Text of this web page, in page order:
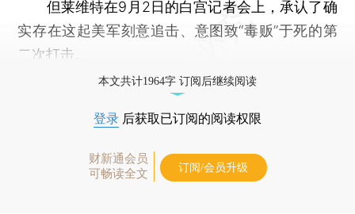
但莱维特在9月2日的白宫记者会上，承认了确
实存在这起美军刻意追击、意图致“毒贩”于死的第
二次打击。
本文共计1964字 订阅后继续阅读
登录 后获取已订阅的阅读权限
财新通会员
可畅读全文
订阅/会员升级